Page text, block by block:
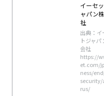
イーセ
ャパン
社
出典：イ
トジャ
会社
https://
et.com/
ness/
rus/